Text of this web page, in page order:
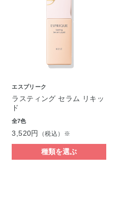
エスプリーク
ラスティング セラム リキッ
ド
全7色
3,520円 （税込）※
種類を選ぶ